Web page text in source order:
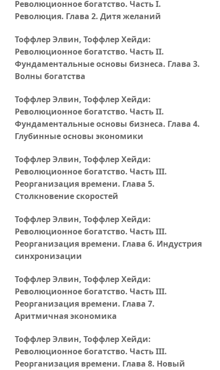
Революционное богатство. Часть I.
Революция. Глава 2. Дитя желаний
Тоффлер Элвин, Тоффлер Хейди:
Революционное богатство. Часть II.
Фундаментальные основы бизнеса. Глава 3.
Волны богатства
Тоффлер Элвин, Тоффлер Хейди:
Революционное богатство. Часть II.
Фундаментальные основы бизнеса. Глава 4.
Глубинные основы экономики
Тоффлер Элвин, Тоффлер Хейди:
Революционное богатство. Часть III.
Реорганизация времени. Глава 5.
Столкновение скоростей
Тоффлер Элвин, Тоффлер Хейди:
Революционное богатство. Часть III.
Реорганизация времени. Глава 6. Индустрия
синхронизации
Тоффлер Элвин, Тоффлер Хейди:
Революционное богатство. Часть III.
Реорганизация времени. Глава 7.
Аритмичная экономика
Тоффлер Элвин, Тоффлер Хейди:
Революционное богатство. Часть III.
Реорганизация времени. Глава 8. Новый